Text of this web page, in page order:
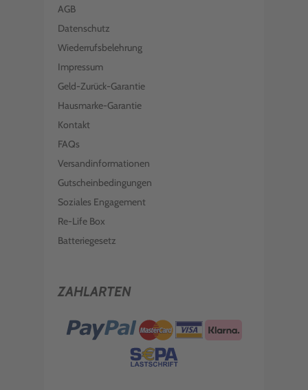
AGB
Datenschutz
Wiederrufsbelehrung
Impressum
Geld-Zurück-Garantie
Hausmarke-Garantie
Kontakt
FAQs
Versandinformationen
Gutscheinbedingungen
Soziales Engagement
Re-Life Box
Batteriegesetz
ZAHLARTEN